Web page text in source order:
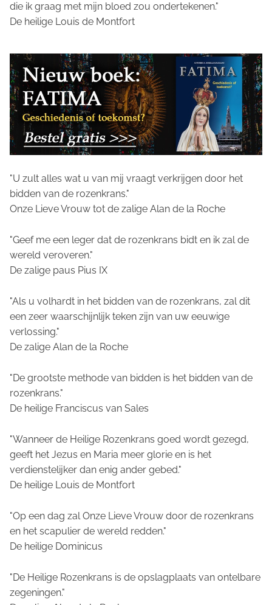
die ik graag met mijn bloed zou ondertekenen."
De heilige Louis de Montfort
"U zult alles wat u van mij vraagt verkrijgen door het
bidden van de rozenkrans."
Onze Lieve Vrouw tot de zalige Alan de la Roche
"Geef me een leger dat de rozenkrans bidt en ik zal de
wereld veroveren."
De zalige paus Pius IX
"Als u volhardt in het bidden van de rozenkrans, zal dit
een zeer waarschijnlijk teken zijn van uw eeuwige
verlossing."
De zalige Alan de la Roche
"De grootste methode van bidden is het bidden van de
rozenkrans."
De heilige Franciscus van Sales
"Wanneer de Heilige Rozenkrans goed wordt gezegd,
geeft het Jezus en Maria meer glorie en is het
verdienstelijker dan enig ander gebed."
De heilige Louis de Montfort
"Op een dag zal Onze Lieve Vrouw door de rozenkrans
en het scapulier de wereld redden."
De heilige Dominicus
"De Heilige Rozenkrans is de opslagplaats van ontelbare
zegeningen."